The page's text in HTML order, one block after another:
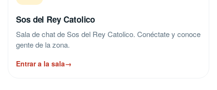
Sos del Rey Catolico
Sala de chat de Sos del Rey Catolico. Conéctate y conoce
gente de la zona.
Entrar a la sala→